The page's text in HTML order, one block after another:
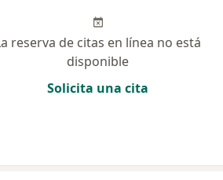
reserva de citas en línea no está
disponible
Solicita una cita